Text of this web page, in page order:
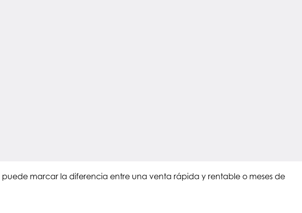
puede marcar la diferencia entre una venta rápida y rentable o meses de